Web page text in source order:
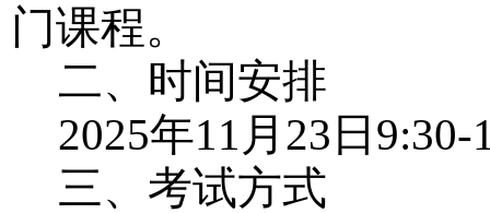
门课程。
二、时间安排
2025年11月23日
三、考试方式